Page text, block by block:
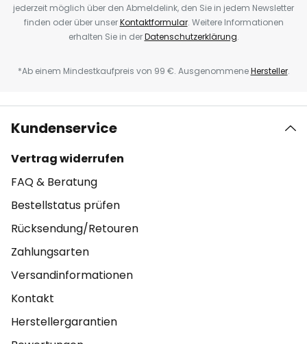
jederzeit möglich über den Abmeldelink, den Sie in jedem Newsletter
finden oder über unserKontaktformular. Weitere Informationen
erhalten Sie in derDatenschutzerklärung.
*Ab einem Mindestkaufpreis von 99 €. AusgenommeneHersteller.
Kundenservice
Vertrag widerrufen
FAQ & Beratung
Bestellstatus prüfen
Rücksendung/Retouren
Zahlungsarten
Versandinformationen
Kontakt
Herstellergarantien